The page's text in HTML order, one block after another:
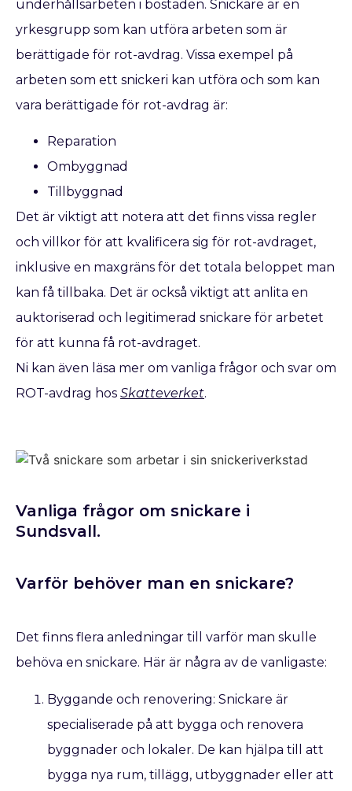
underhållsarbeten i bostaden. Snickare är en
yrkesgrupp som kan utföra arbeten som är
berättigade för rot-avdrag. Vissa exempel på
arbeten som ett snickeri kan utföra och som kan
vara berättigade för rot-avdrag är:
Reparation
Ombyggnad
Tillbyggnad
Det är viktigt att notera att det finns vissa regler
och villkor för att kvalificera sig för rot-avdraget,
inklusive en maxgräns för det totala beloppet man
kan få tillbaka. Det är också viktigt att anlita en
auktoriserad och legitimerad snickare för arbetet
för att kunna få rot-avdraget.
Ni kan även läsa mer om vanliga frågor och svar om
ROT-avdrag hos Skatteverket.
Vanliga frågor om snickare i
Sundsvall.
Varför behöver man en snickare?
Det finns flera anledningar till varför man skulle
behöva en snickare. Här är några av de vanligaste:
Byggande och renovering: Snickare är
specialiserade på att bygga och renovera
byggnader och lokaler. De kan hjälpa till att
bygga nya rum, tillägg, utbyggnader eller att